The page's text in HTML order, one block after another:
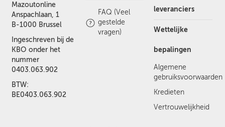
Mazoutonline
Anspachlaan, 1
B-1000 Brussel
Ingeschreven bij de
KBO onder het
nummer
0403.063.902
BTW:
BE0403.063.902
FAQ (Veel
gestelde
vragen)
leveranciers
Wettelijke
bepalingen
Algemene
gebruiksvoorwaarden
Kredieten
Vertrouwelijkheid